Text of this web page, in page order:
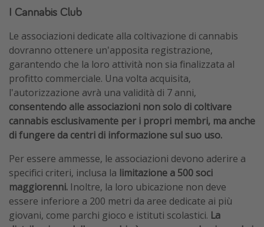
I Cannabis Club
Le associazioni dedicate alla coltivazione di cannabis
dovranno ottenere un'apposita registrazione,
garantendo che la loro attività non sia finalizzata al
profitto commerciale. Una volta acquisita,
l'autorizzazione avrà una validità di 7 anni,
consentendo alle associazioni non solo di coltivare
cannabis esclusivamente per i propri membri, ma anche
di fungere da centri di informazione sul suo uso.
Per essere ammesse, le associazioni devono aderire a
specifici criteri, inclusa la limitazione a 500 soci
maggiorenni. Inoltre, la loro ubicazione non deve
essere inferiore a 200 metri da aree dedicate ai più
giovani, come parchi gioco e istituti scolastici. La